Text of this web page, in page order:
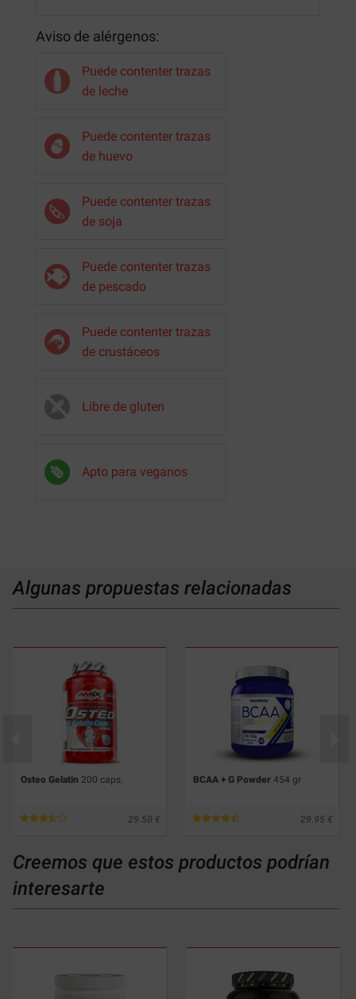
Aviso de alérgenos:
Puede contenter trazas
de leche
Puede contenter trazas
de huevo
Puede contenter trazas
de soja
Puede contenter trazas
de pescado
Puede contenter trazas
de crustáceos
Libre de gluten
Apto para veganos
Algunas propuestas relacionadas
Osteo Gelatin 200 caps.
29.50
BCAA + G Powder 454 gr
29.95
Creemos que estos productos podrían
interesarte